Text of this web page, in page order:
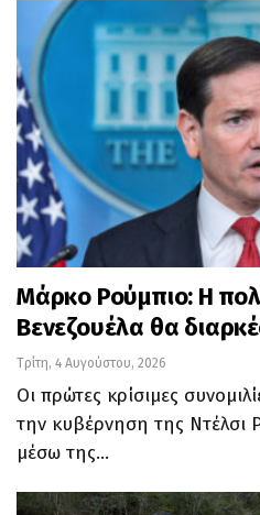
Μάρκο Ρούμπιο: Η
Βενεζουέλα θα
Τρίτη, 4 Αυγούστου, 2026
Οι πρώτες κρίσιμες
την κυβέρνηση της Ντέλσι
μέσω της…